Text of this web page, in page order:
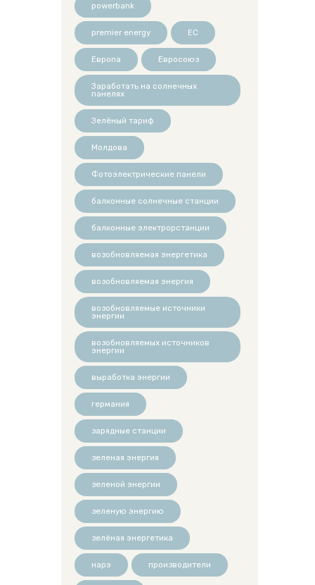
powerbank
premier energy ЕС
Европа Евросоюз
Заработать на солнечных
панелях
Зелёный тариф
Молдова
Фотоэлектрические панели
балконные солнечные станции
балконные электрорстанции
возобновляемая энергетика
возобновляемая энергия
возобновляемые источники
энергии
возобновляемых источников
энергии
выработка энергии
германия
зарядные станции
зеленая энергия
зеленой энергии
зеленую энергию
зелёная энергетика
нарэ производители